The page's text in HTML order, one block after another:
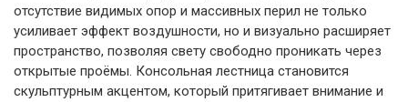
отсутствие видимых опор и массивных перил не только
усиливает эффект воздушности, но и визуально расширяет
пространство, позволяя свету свободно проникать через
открытые проёмы. Консольная лестница становится
скульптурным акцентом, который притягивает внимание и